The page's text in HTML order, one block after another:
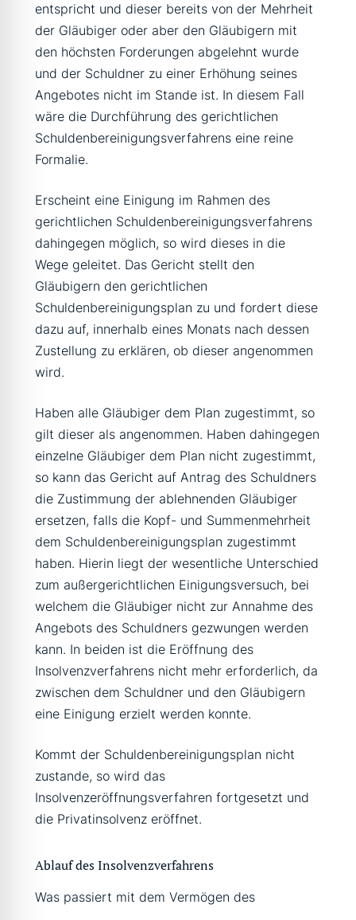
entspricht und dieser bereits von der Mehrheit
der Gläubiger oder aber den Gläubigern mit
den höchsten Forderungen abgelehnt wurde
und der Schuldner zu einer Erhöhung seines
Angebotes nicht im Stande ist. In diesem Fall
wäre die Durchführung des gerichtlichen
Schuldenbereinigungsverfahrens eine reine
Formalie.
Erscheint eine Einigung im Rahmen des
gerichtlichen Schuldenbereinigungsverfahrens
dahingegen möglich, so wird dieses in die
Wege geleitet. Das Gericht stellt den
Gläubigern den gerichtlichen
Schuldenbereinigungsplan zu und fordert diese
dazu auf, innerhalb eines Monats nach dessen
Zustellung zu erklären, ob dieser angenommen
wird.
Haben alle Gläubiger dem Plan zugestimmt, so
gilt dieser als angenommen. Haben dahingegen
einzelne Gläubiger dem Plan nicht zugestimmt,
so kann das Gericht auf Antrag des Schuldners
die Zustimmung der ablehnenden Gläubiger
ersetzen, falls die Kopf- und Summenmehrheit
dem Schuldenbereinigungsplan zugestimmt
haben. Hierin liegt der wesentliche Unterschied
zum außergerichtlichen Einigungsversuch, bei
welchem die Gläubiger nicht zur Annahme des
Angebots des Schuldners gezwungen werden
kann. In beiden ist die Eröffnung des
Insolvenzverfahrens nicht mehr erforderlich, da
zwischen dem Schuldner und den Gläubigern
eine Einigung erzielt werden konnte.
Kommt der Schuldenbereinigungsplan nicht
zustande, so wird das
Insolvenzeröffnungsverfahren fortgesetzt und
die Privatinsolvenz eröffnet.
Ablauf des Insolvenzverfahrens
Was passiert mit dem Vermögen des